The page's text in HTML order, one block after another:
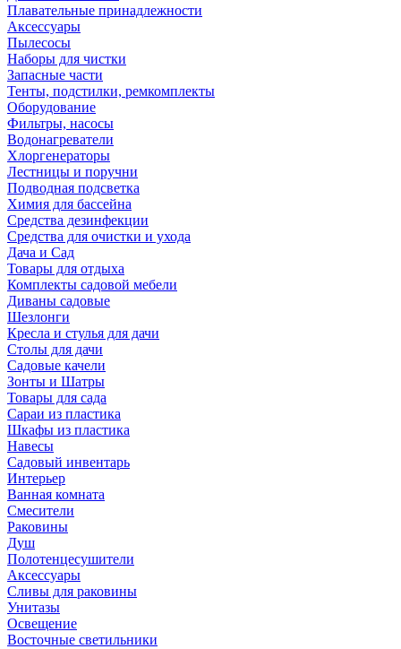
Плавательные принадлежности
Аксессуары
Пылесосы
Наборы для чистки
Запасные части
Тенты, подстилки, ремкомплекты
Оборудование
Фильтры, насосы
Водонагреватели
Хлоргенераторы
Лестницы и поручни
Подводная подсветка
Химия для бассейна
Средства дезинфекции
Средства для очистки и ухода
Дача и Сад
Товары для отдыха
Комплекты садовой мебели
Диваны садовые
Шезлонги
Кресла и стулья для дачи
Столы для дачи
Садовые качели
Зонты и Шатры
Товары для сада
Сараи из пластика
Шкафы из пластика
Навесы
Садовый инвентарь
Интерьер
Ванная комната
Смесители
Раковины
Душ
Полотенцесушители
Аксессуары
Сливы для раковины
Унитазы
Освещение
Восточные светильники